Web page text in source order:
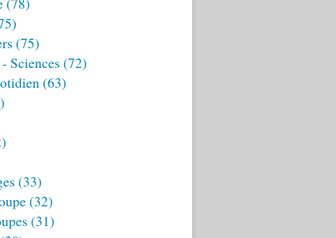
(75)
Sciences (72)
(63)
(33)
(32)
(31)